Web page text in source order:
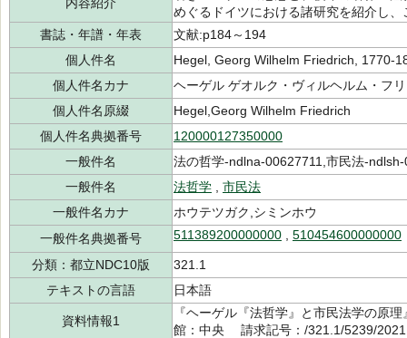
めぐるドイツにおける諸研究を紹介し
書誌・年譜・年表
文献:p184～194
個人件名
Hegel, Georg Wilhelm Friedrich, 1770-
個人件名カナ
ヘーゲル ゲオルク・ヴィルヘルム・フ
個人件名原綴
Hegel,Georg Wilhelm Friedrich
個人件名典拠番号
120000127350000
一般件名
法の哲学-ndlna-00627711,市民法-
一般件名
法哲学
市民法
一般件名カナ
ホウテツガク,シミンホウ
一般件名典拠番号
511389200000000 510454600000000
分類：都立NDC10版
321.1
テキストの言語
日本語
資料情報1
『ヘーゲル『法哲学』と市民法学の
館：中央 請求記号：/321.1/5239/